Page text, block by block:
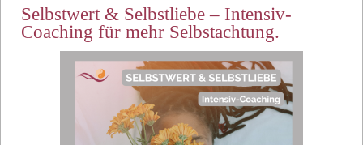
Selbstwert & Selbstliebe – Intensiv-
Coaching für mehr Selbstachtung.